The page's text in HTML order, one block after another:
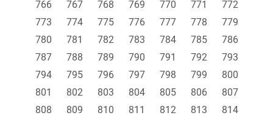
766
767 768 769 770 771
772
773
774 775 776 777 778
779
780
781 782 783 784 785
786
787
788 789 790 791 792
793
794
795 796 797 798 799
800
801
802 803 804 805 806
807
808
809 810 811 812 813
814